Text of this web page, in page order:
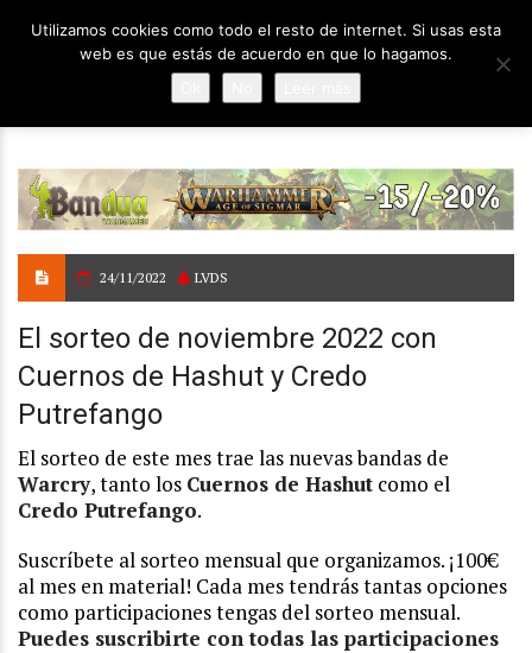
24/11/2022 LVDS
El sorteo de noviembre 2022 con
Cuernos de Hashut y Credo
Putrefango
El sorteo de este mes trae las nuevas bandas de
Warcry, tanto los Cuernos de Hashut como el
Credo Putrefango.
Suscríbete al sorteo mensual que organizamos. ¡100€
al mes en material! Cada mes tendrás tantas opciones
como participaciones tengas del sorteo mensual.
Puedes suscribirte con todas las participaciones
Utilizamos cookies como todo el resto de internet. Si usas esta
web es que estás de acuerdo en que lo hagamos.